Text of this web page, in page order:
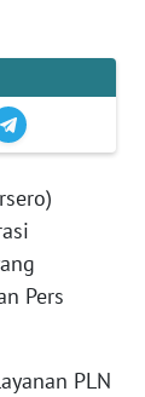
Pers
PLN